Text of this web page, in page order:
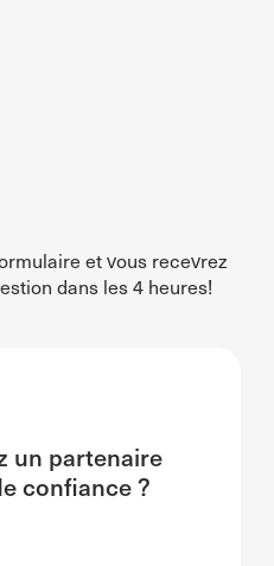
et vous recevrez
dans les 4 heures!
un partenaire
confiance ?